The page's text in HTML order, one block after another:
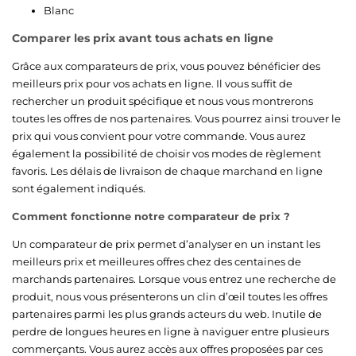
Blanc
Comparer les prix avant tous achats en ligne
Grâce aux comparateurs de prix, vous pouvez bénéficier des
meilleurs prix pour vos achats en ligne. Il vous suffit de
rechercher un produit spécifique et nous vous montrerons
toutes les offres de nos partenaires. Vous pourrez ainsi trouver le
prix qui vous convient pour votre commande. Vous aurez
également la possibilité de choisir vos modes de règlement
favoris. Les délais de livraison de chaque marchand en ligne
sont également indiqués.
Comment fonctionne notre comparateur de prix ?
Un comparateur de prix permet d’analyser en un instant les
meilleurs prix et meilleures offres chez des centaines de
marchands partenaires. Lorsque vous entrez une recherche de
produit, nous vous présenterons un clin d’œil toutes les offres
partenaires parmi les plus grands acteurs du web. Inutile de
perdre de longues heures en ligne à naviguer entre plusieurs
commerçants. Vous aurez accès aux offres proposées par ces